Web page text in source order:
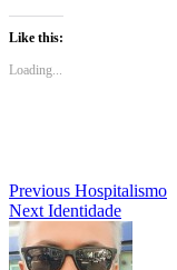
Like this:
Loading...
Navegação
de
artigos
Previous Hospitalismo
Next Identidade